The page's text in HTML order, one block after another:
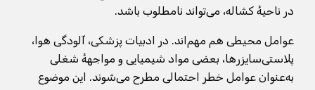
در ناحیهٔ کشاله، می‌تواند نامطلوب باشد.
عوامل محیطی هم مهم‌اند. در ادبیات پزشکی، آلودگی هوا،
پلاستی‌سایزرها، بعضی مواد شیمیایی و مواجههٔ شغلی
به‌عنوان عوامل خطر احتمالی مطرح می‌شوند. این موضوع